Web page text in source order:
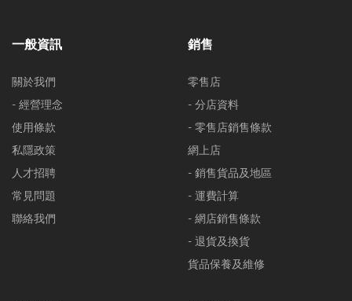
一般資訊
關於我們
- 經營理念
使用條款
私隱政策
人才招聘
常見問題
聯絡我們
銷售
零售店
- 分店資料
- 零售店銷售條款
網上店
- 銷售貨品及地區
- 運費計算
- 網店銷售條款
- 退貨及換貨
貨品保養及維修